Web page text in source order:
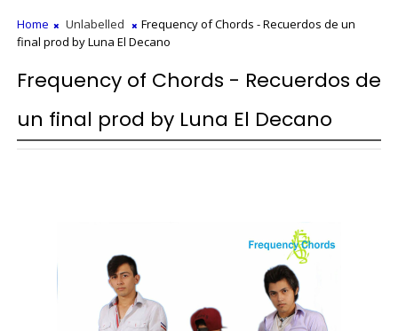
Home Unlabelled
Frequency of Chords - Recuerdos de un
final prod by Luna El Decano
Frequency of Chords - Recuerdos de
un final prod by Luna El Decano